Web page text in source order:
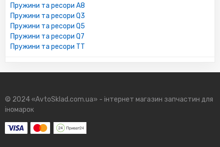
Пружини та ресори A8
Пружини та ресори Q3
Пружини та ресори Q5
Пружини та ресори Q7
Пружини та ресори TT
© 2024 «AvtoSklad.com.ua» - інтернет магазин запчастин для
іномарок